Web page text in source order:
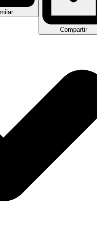
Compartir